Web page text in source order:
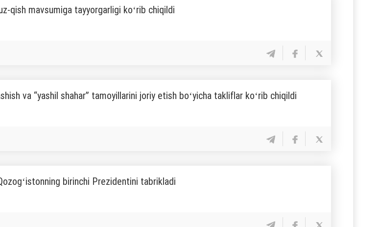
qish mavsumiga tayyorgarligi koʻrib chiqildi
va “yashil shahar” tamoyillarini joriy etish boʻyicha takliflar koʻrib chiqildi
birinchi Prezidentini tabrikladi